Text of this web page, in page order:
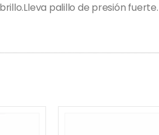
palillo de presión fuerte.